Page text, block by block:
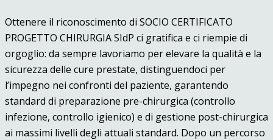
Ottenere il riconoscimento di SOCIO CERTIFICATO
PROGETTO CHIRURGIA SIdP ci gratifica e ci riempie di
orgoglio: da sempre lavoriamo per elevare la qualità e la
sicurezza delle cure prestate, distinguendoci per
l’impegno nei confronti del paziente, garantendo
standard di preparazione pre-chirurgica (controllo
infezione, controllo igienico) e di gestione post-chirurgica
ai massimi livelli degli attuali standard. Dopo un percorso